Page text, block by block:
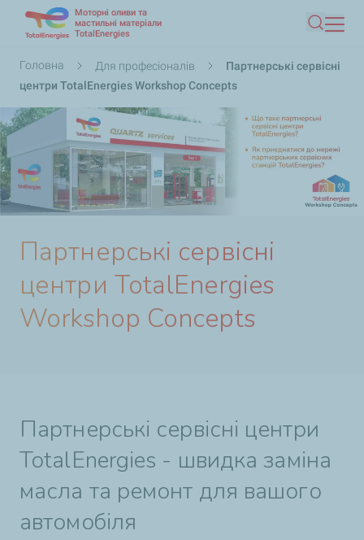
основного
вмісту
Моторні оливи та
мастильні матеріали
TotalEnergies
Пошук
Рядок
навіґації
Головна Для професіоналів
Партнерські сервісні
центри TotalEnergies Workshop Concepts
Партнерські сервісні
центри TotalEnergies
Workshop Concepts
Партнерські сервісні центри
TotalEnergies - швидка заміна
масла та ремонт для вашого
автомобіля